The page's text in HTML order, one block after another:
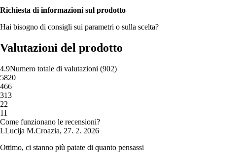
Richiesta di informazioni sul prodotto
Hai bisogno di consigli sui parametri o sulla scelta?
Valutazioni del prodotto
4.9Numero totale di valutazioni (902)
5820
466
313
22
11
Come funzionano le recensioni?
LLucija M.Croazia, 27. 2. 2026
Ottimo, ci stanno più patate di quanto pensassi